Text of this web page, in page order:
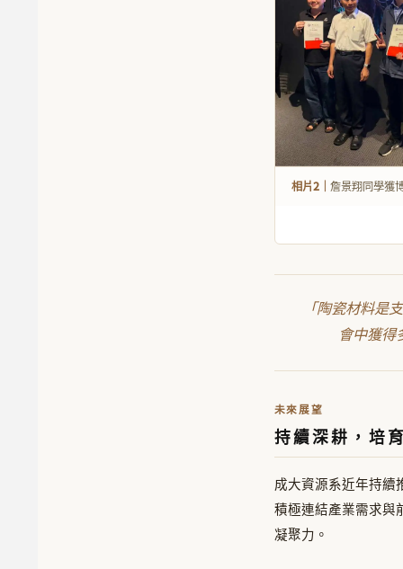
相片2｜ 詹景翔同學獲
「陶瓷材料是
會中獲得
未來展望
持續深耕，培
成大資源系近年持續
積極連結產業需求與
凝聚力。